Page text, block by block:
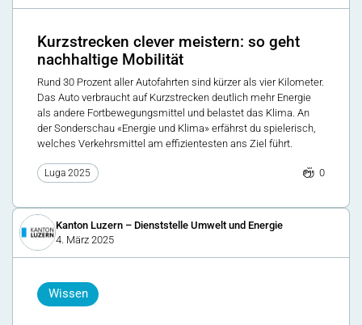
Kurzstrecken clever meistern: so geht
nachhaltige Mobilität
Rund 30 Prozent aller Autofahrten sind kürzer als vier Kilometer.
Das Auto verbraucht auf Kurzstrecken deutlich mehr Energie
als andere Fortbewegungsmittel und belastet das Klima. An
der Sonderschau «Energie und Klima» erfährst du spielerisch,
welches Verkehrsmittel am effizientesten ans Ziel führt.
Luga 2025 0
Kanton Luzern – Dienststelle Umwelt und Energie
4. März 2025
Wissen